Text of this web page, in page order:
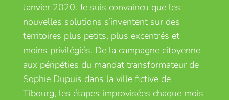
Janvier 2020. Je suis convaincu que les
nouvelles solutions s’inventent sur des
territoires plus petits, plus excentrés et
moins privilégiés. De la campagne citoyenne
aux péripéties du mandat transformateur de
Sophie Dupuis dans la ville fictive de
Tibourg, les étapes improvisées chaque mois